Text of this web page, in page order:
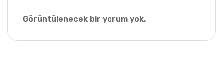
Görüntülenecek bir yorum yok.